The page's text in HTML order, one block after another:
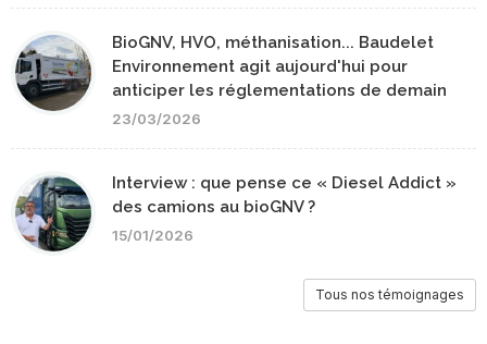
BioGNV, HVO, méthanisation... Baudelet
Environnement agit aujourd'hui pour
anticiper les réglementations de demain
23/03/2026
Interview : que pense ce « Diesel Addict »
des camions au bioGNV ?
15/01/2026
Tous nos témoignages